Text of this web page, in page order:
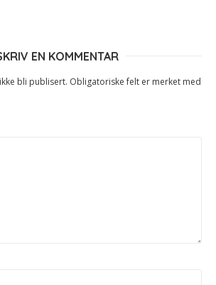
EN KOMMENTAR
bli publisert. Obligatoriske felt er merket med